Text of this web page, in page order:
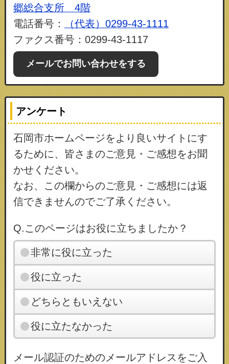
郷総合支所 4階
電話番号：
（代表）0299-43-1111
ファクス番号：0299-43-1117
メールでお問い合わせをする
アンケート
石岡市ホームページをより良いサイトにす
るために、皆さまのご意見・ご感想をお聞
かせください。
なお、この欄からのご意見・ご感想には返
信できませんのでご了承ください。
Q.このページはお役に立ちましたか？
非常に役に立った
役に立った
どちらともいえない
役に立たなかった
メール認証のためのメールアドレスをご入